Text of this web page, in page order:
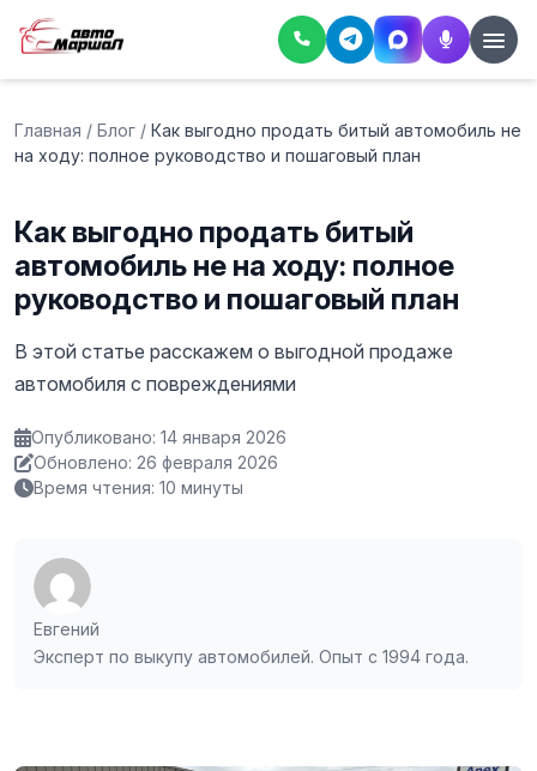
Главная / Блог / Как выгодно продать битый автомобиль не
на ходу: полное руководство и пошаговый план
Как выгодно продать битый
автомобиль не на ходу: полное
руководство и пошаговый план
В этой статье расскажем о выгодной продаже
автомобиля с повреждениями
Опубликовано: 14 января 2026
Обновлено: 26 февраля 2026
Время чтения: 10 минуты
Евгений
Эксперт по выкупу автомобилей. Опыт с 1994 года.